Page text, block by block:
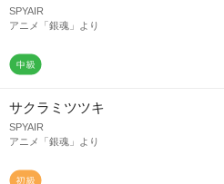
SPYAIR
アニメ「銀魂」より
サクラミツツキ
SPYAIR
アニメ「銀魂」より